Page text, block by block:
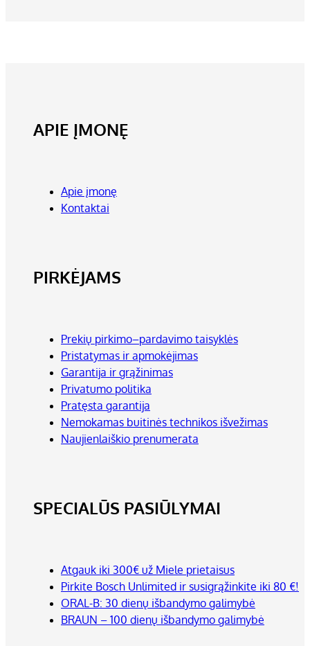
APIE ĮMONĘ
Apie įmonę
Kontaktai
PIRKĖJAMS
Prekių pirkimo–pardavimo taisyklės
Pristatymas ir apmokėjimas
Garantija ir grąžinimas
Privatumo politika
Pratęsta garantija
Nemokamas buitinės technikos išvežimas
Naujienlaiškio prenumerata
SPECIALŪS PASIŪLYMAI
Atgauk iki 300€ už Miele prietaisus
Pirkite Bosch Unlimited ir susigrąžinkite iki 80 €!
ORAL-B: 30 dienų išbandymo galimybė
BRAUN – 100 dienų išbandymo galimybė